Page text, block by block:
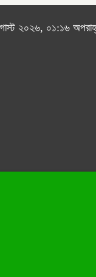
২০২৬, ০১:১৬